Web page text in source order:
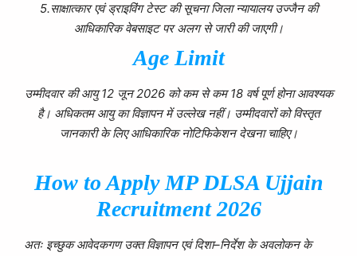
5.साक्षात्कार एवं ड्राइविंग टेस्ट की सूचना जिला न्यायालय उज्जैन की
आधिकारिक वेबसाइट पर अलग से जारी की जाएगी।
Age Limit
उम्मीदवार की आयु 12 जून 2026 को कम से कम 18 वर्ष पूर्ण होना आवश्यक
है। अधिकतम आयु का विज्ञापन में उल्लेख नहीं। उम्मीदवारों को विस्तृत
जानकारी के लिए आधिकारिक नोटिफिकेशन देखना चाहिए।
How to ApplyMP DLSA Ujjain
Recruitment2026
अतः इच्छुक आवेदकगण उक्त विज्ञापन एवं दिशा–निर्देश के अवलोकन के